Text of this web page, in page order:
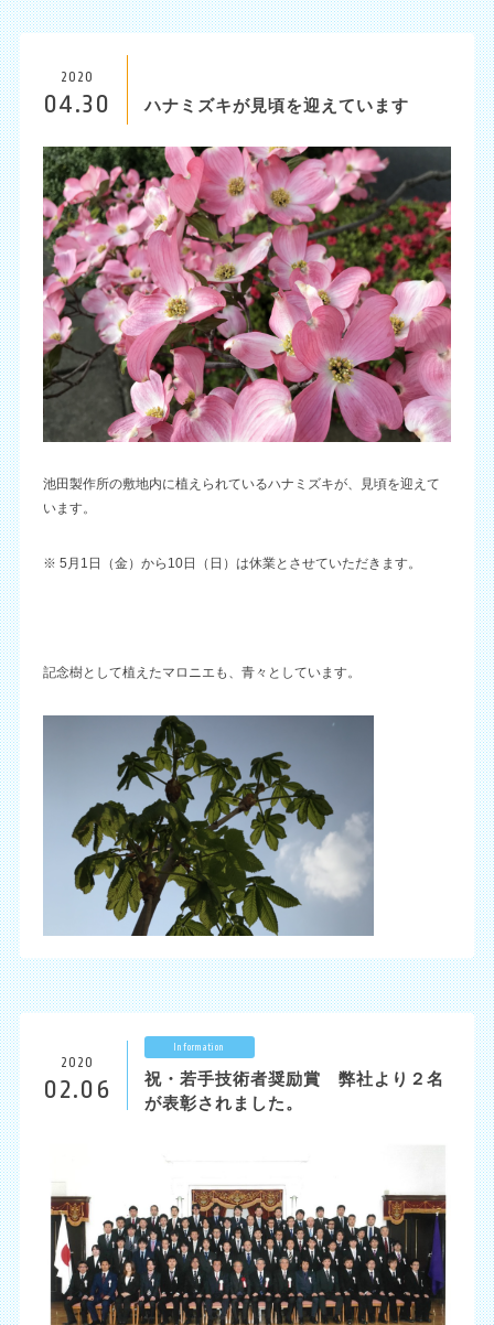
2020
04.30 ハナミズキが見頃を迎えています
池田製作所の敷地内に植えられているハナミズキが、見頃を迎えて
います。
※ 5月1日（金）から10日（日）は休業とさせていただきます。
記念樹として植えたマロニエも、青々としています。
2020
02.06
Information
祝・若手技術者奨励賞 弊社より２名
が表彰されました。